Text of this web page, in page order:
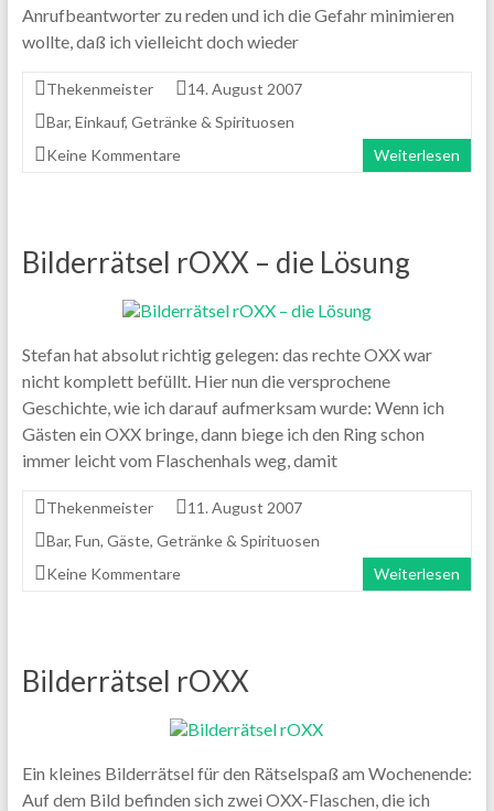
Anrufbeantworter zu reden und ich die Gefahr minimieren
wollte, daß ich vielleicht doch wieder
Thekenmeister
14. August 2007
Bar, Einkauf, Getränke & Spirituosen
Keine Kommentare
Weiterlesen
Bilderrätsel rOXX – die Lösung
Stefan hat absolut richtig gelegen: das rechte OXX war
nicht komplett befüllt. Hier nun die versprochene
Geschichte, wie ich darauf aufmerksam wurde: Wenn ich
Gästen ein OXX bringe, dann biege ich den Ring schon
immer leicht vom Flaschenhals weg, damit
Thekenmeister
11. August 2007
Bar, Fun, Gäste, Getränke & Spirituosen
Keine Kommentare
Weiterlesen
Bilderrätsel rOXX
Ein kleines Bilderrätsel für den Rätselspaß am Wochenende:
Auf dem Bild befinden sich zwei OXX-Flaschen, die ich